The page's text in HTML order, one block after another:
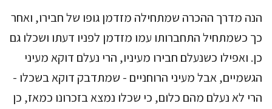
הנה מדרך ההכרה שמתחילה מזדמן גופו של חבירו, ואחר
כך כשמתחיל התחברותו עמו מזדמן לפניו דעתו ושכלו גם
כן. ואפילו כשנעלם חבירו מעיניו, הרי נעלם דוקא מעיני
הגשמיים, אבל מעיני הרוחניים - שמתדבק דוקא בשכלו -
הרי לא נעלם מהם כלום, כי שכלו נמצא בזכרונו כמאז, כן